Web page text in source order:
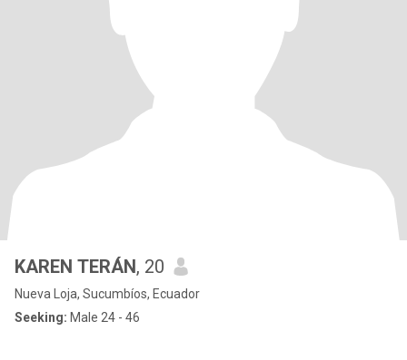
KAREN TERÁN, 20
Nueva Loja, Sucumbíos, Ecuador
Seeking: Male 24 - 46